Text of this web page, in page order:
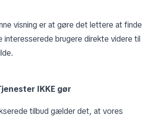
visning er at gøre det lettere at finde
interesserede brugere direkte videre til
IKKE gør
tilbud gælder det, at vores